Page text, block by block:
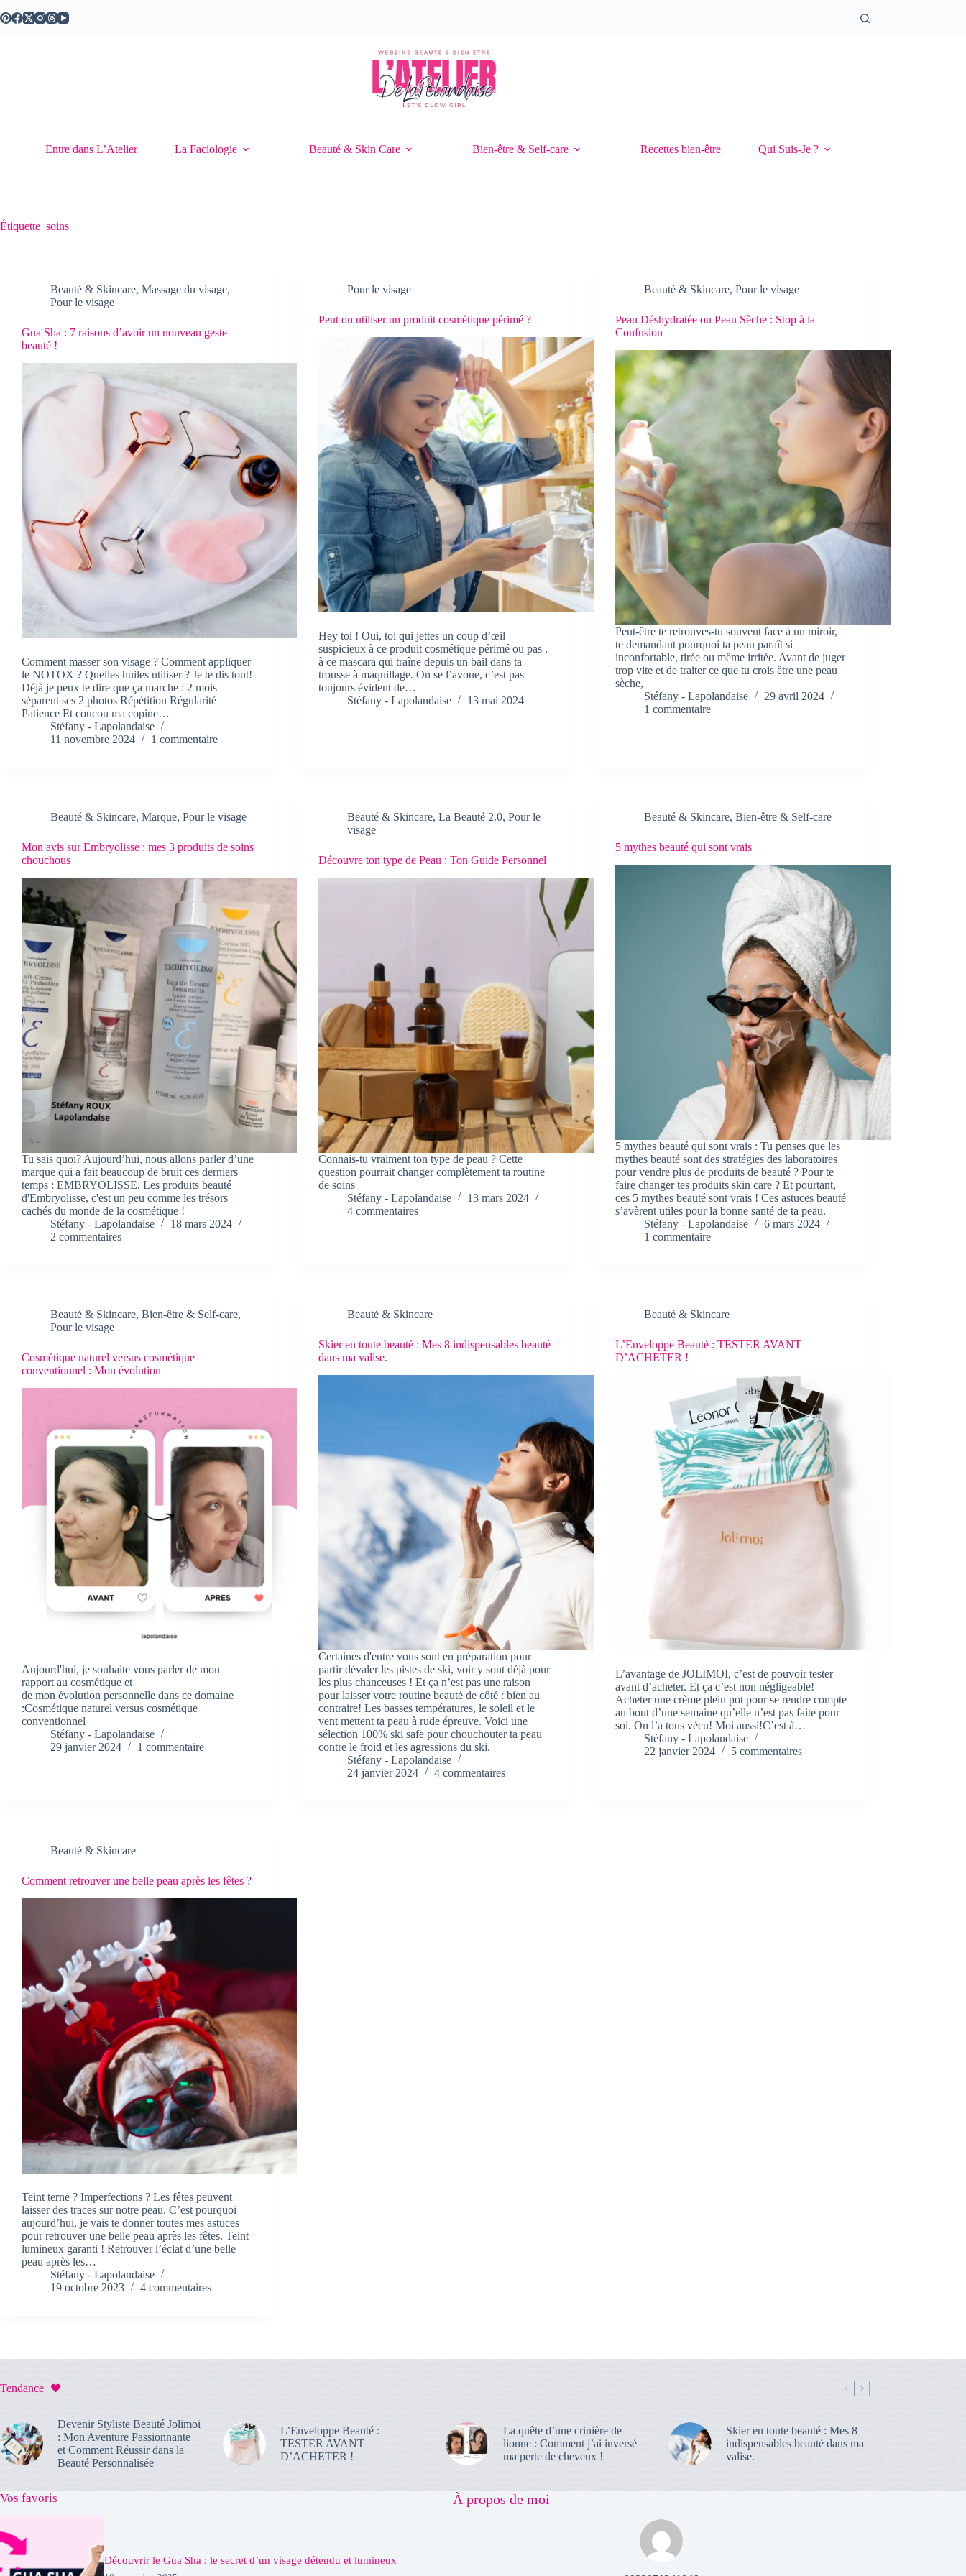
au
Entre dans L’Atelier La Faciologie Beauté & Skin Care Bien-être & Self-care Recettes bien-être Qui Suis-Je ?
Étiquette soins
Beauté & Skincare, Massage du visage,
Pour le visage
Gua Sha : 7 raisons d’avoir un nouveau geste
beauté !
Comment masser son visage ? Comment appliquer
le NOTOX ? Quelles huiles utiliser ? Je te dis tout!
Déjà je peux te dire que ça marche : 2 mois
séparent ses 2 photos Répétition Régularité
Patience Et coucou ma copine…
Stéfany - Lapolandaise
11 novembre 2024
1 commentaire
Pour le visage
Peut on utiliser un produit cosmétique périmé ?
Hey toi ! Oui, toi qui jettes un coup d’œil
suspicieux à ce produit cosmétique périmé ou pas ,
à ce mascara qui traîne depuis un bail dans ta
trousse à maquillage. On se l’avoue, c’est pas
toujours évident de…
Stéfany - Lapolandaise
13 mai 2024
Beauté & Skincare,Pour le visage
Peau Déshydratée ou Peau Sèche : Stop à la
Confusion
Peut-être te retrouves-tu souvent face à un miroir,
te demandant pourquoi ta peau paraît si
inconfortable, tirée ou même irritée. Avant de juger
trop vite et de traiter ce que tu crois être une peau
sèche,
Stéfany - Lapolandaise
29 avril 2024
1 commentaire
Beauté & Skincare, Marque, Pour le visage
Mon avis sur Embryolisse : mes 3 produits de soins
chouchous
Tu sais quoi? Aujourd’hui, nous allons parler d’une
marque qui a fait beaucoup de bruit ces derniers
temps : EMBRYOLISSE. Les produits beauté
d'Embryolisse, c'est un peu comme les trésors
cachés du monde de la cosmétique !
Stéfany - Lapolandaise
18 mars 2024
2 commentaires
Beauté & Skincare,La Beauté 2.0,Pour le
visage
Découvre ton type de Peau : Ton Guide Personnel
Connais-tu vraiment ton type de peau ? Cette
question pourrait changer complètement ta routine
de soins
Stéfany - Lapolandaise
13 mars 2024
4 commentaires
Beauté & Skincare,Bien-être & Self-care
5 mythes beauté qui sont vrais
5 mythes beauté qui sont vrais : Tu penses que les
mythes beauté sont des stratégies des laboratoires
pour vendre plus de produits de beauté ? Pour te
faire changer tes produits skin care ? Et pourtant,
ces 5 mythes beauté sont vrais ! Ces astuces beauté
s’avèrent utiles pour la bonne santé de ta peau.
Stéfany - Lapolandaise
6 mars 2024
1 commentaire
Beauté & Skincare, Bien-être & Self-care,
Pour le visage
Cosmétique naturel versus cosmétique
conventionnel : Mon évolution
Aujourd'hui, je souhaite vous parler de mon
rapport au cosmétique et
de mon évolution personnelle dans ce domaine
:Cosmétique naturel versus cosmétique
conventionnel
Stéfany - Lapolandaise
29 janvier 2024
1 commentaire
Beauté & Skincare
Skier en toute beauté : Mes 8 indispensables beauté
dans ma valise.
Certaines d'entre vous sont en préparation pour
partir dévaler les pistes de ski, voir y sont déjà pour
les plus chanceuses ! Et ça n’est pas une raison
pour laisser votre routine beauté de côté : bien au
contraire! Les basses températures, le soleil et le
vent mettent ta peau à rude épreuve. Voici une
sélection 100% ski safe pour chouchouter ta peau
contre le froid et les agressions du ski.
Stéfany - Lapolandaise
24 janvier 2024
4 commentaires
Beauté & Skincare
L’Enveloppe Beauté : TESTER AVANT
D’ACHETER !
L’avantage de JOLIMOI, c’est de pouvoir tester
avant d’acheter. Et ça c’est non négligeable!
Acheter une crème plein pot pour se rendre compte
au bout d’une semaine qu’elle n’est pas faite pour
soi. On l’a tous vécu! Moi aussi!C’est à…
Stéfany - Lapolandaise
22 janvier 2024
5 commentaires
Beauté & Skincare
Comment retrouver une belle peau après les fêtes ?
Teint terne ? Imperfections ? Les fêtes peuvent
laisser des traces sur notre peau. C’est pourquoi
aujourd’hui, je vais te donner toutes mes astuces
pour retrouver une belle peau après les fêtes. Teint
lumineux garanti ! Retrouver l’éclat d’une belle
peau après les…
Stéfany - Lapolandaise
19 octobre 2023
4 commentaires
Tendance
Devenir Styliste Beauté Jolimoi
: Mon Aventure Passionnante
et Comment Réussir dans la
Beauté Personnalisée
L’Enveloppe Beauté :
TESTER AVANT
D’ACHETER !
La quête d’une crinière de
lionne : Comment j’ai inversé
ma perte de cheveux !
Skier en toute beauté : Mes 8
indispensables beauté dans ma
valise.
Vos favoris
Découvrir le Gua Sha : le secret d’un visage détendu et lumineux
À propos de moi